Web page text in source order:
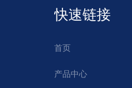
快速链接
首页
产品中心